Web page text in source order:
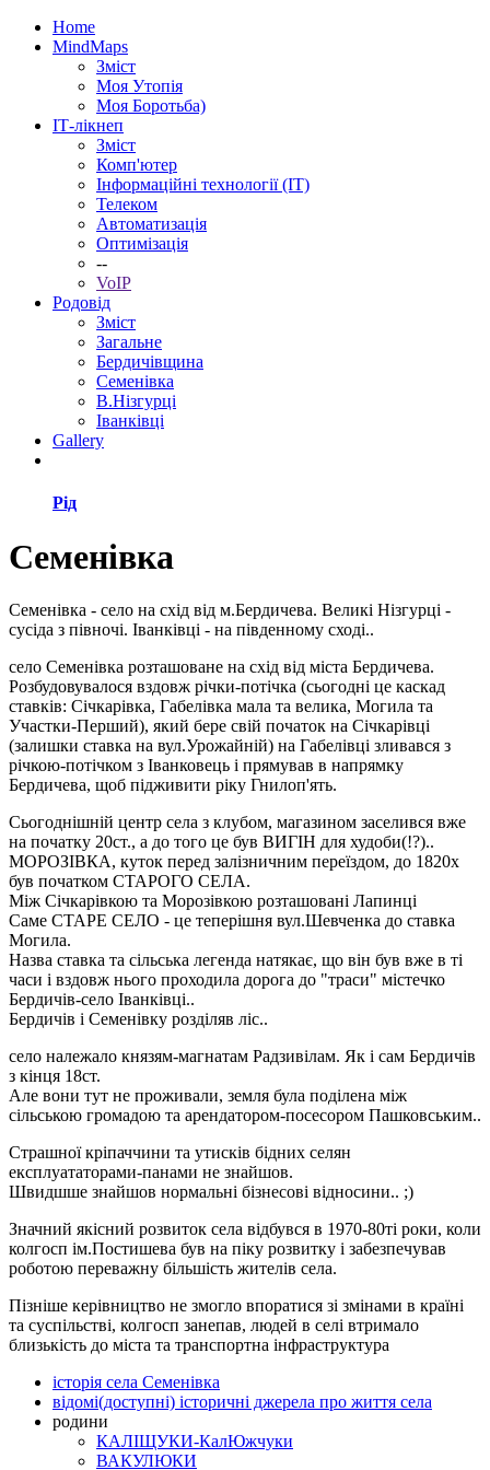
Home
MindMaps
Зміст
Моя Утопія
Моя Боротьба)
ІТ-лікнеп
Зміст
Комп'ютер
Інформаційні технології (ІТ)
Телеком
Автоматизація
Оптимізація
--
VoIP
Родовід
Зміст
Загальне
Бердичівщина
Семенівка
В.Нізгурці
Іванківці
Gallery
Рід
Семенівка
Семенівка - село на схід від м.Бердичева. Великі Нізгурці -
сусіда з півночі. Іванківці - на південному сході..
село Семенівка розташоване на схід від міста Бердичева.
Розбудовувалося вздовж річки-потічка (сьогодні це каскад
ставків: Січкарівка, Габелівка мала та велика, Могила та
Участки-Перший), який бере свій початок на Січкарівці
(залишки ставка на вул.Урожайній) на Габелівці зливався з
річкою-потічком з Іванковець і прямував в напрямку
Бердичева, щоб підживити ріку Гнилоп'ять.
Сьогоднішній центр села з клубом, магазином заселився вже
на початку 20ст., а до того це був ВИГІН для худоби(!?)..
МОРОЗІВКА, куток перед залізничним переїздом, до 1820х
був початком СТАРОГО СЕЛА.
Між Січкарівкою та Морозівкою розташовані Лапинці
Саме СТАРЕ СЕЛО - це теперішня вул.Шевченка до ставка
Могила.
Назва ставка та сільська легенда натякає, що він був вже в ті
часи і вздовж нього проходила дорога до "траси" містечко
Бердичів-село Іванківці..
Бердичів і Семенівку розділяв ліс..
село належало князям-магнатам Радзивілам. Як і сам Бердичів
з кінця 18ст.
Але вони тут не проживали, земля була поділена між
сільською громадою та арендатором-посесором Пашковським..
Страшної кріпаччини та утисків бідних селян
експлуататорами-панами не знайшов.
Швидшше знайшов нормальні бізнесові відносини.. ;)
Значний якісний розвиток села відбувся в 1970-80ті роки, коли
колгосп ім.Постишева був на піку розвитку і забезпечував
роботою переважну більшість жителів села.
Пізніше керівництво не змогло впоратися зі змінами в країні
та суспільстві, колгосп занепав, людей в селі втримало
близькість до міста та транспортна інфраструктура
історія села Семенівка
відомі(доступні) історичні джерела про життя села
родини
КАЛІЩУКИ-КалЮжчуки
ВАКУЛЮКИ